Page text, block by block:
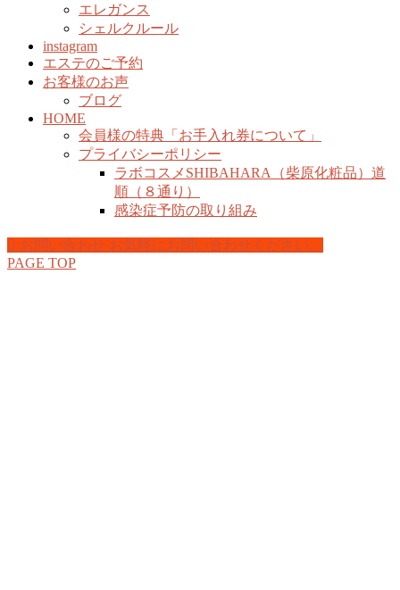
エレガンス
シェルクルール
instagram
エステのご予約
お客様のお声
ブログ
HOME
会員様の特典「お手入れ券について」
プライバシーポリシー
ラボコスメSHIBAHARA（柴原化粧品）道
順（８通り）
感染症予防の取り組み
お問い合わせ お気軽にお問い合わせください。
PAGE TOP